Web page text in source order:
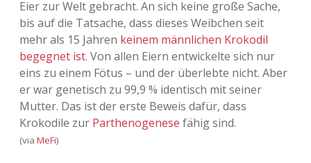
Eier zur Welt gebracht. An sich keine große Sache,
bis auf die Tatsache, dass dieses Weibchen seit
mehr als 15 Jahren keinem männlichen Krokodil
begegnet ist. Von allen Eiern entwickelte sich nur
eins zu einem Fötus – und der überlebte nicht. Aber
er war genetisch zu 99,9 % identisch mit seiner
Mutter. Das ist der erste Beweis dafür, dass
Krokodile zur Parthenogenese fähig sind.
(via MeFi)